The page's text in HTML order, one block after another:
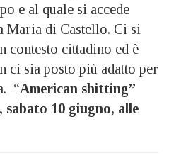
e al quale si accede
Maria di Castello. Ci si
contesto cittadino ed è
ci sia posto più adatto per
“American shitting”
sabato 10 giugno, alle